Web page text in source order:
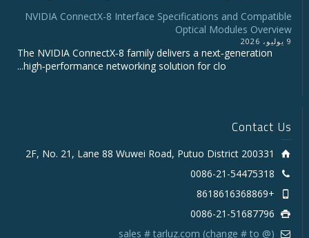
NVIDIA ConnectX-8 Interface Specifications and Compatible
Optical Modules Overview
9 يوليو، 2026
The NVIDIA ConnectX‑8 family delivers a next‑generation
high‑performance networking solution for clo...
Contact Us
2F, No. 21, Lane 88 Wuwei Road, Putuo District 200331
0086-21-54475318
+8618616368869
0086-21-51687796
sales # tarluz.com (change # to @)